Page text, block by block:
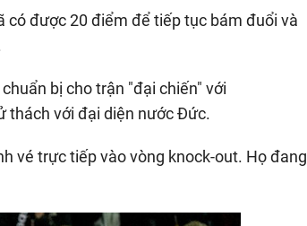
có được 20 điểm để tiếp tục bám đuổi và
bị cho trận "đại chiến" với
thách với đại diện nước Đức.
vé trực tiếp vào vòng knock-out. Họ đang